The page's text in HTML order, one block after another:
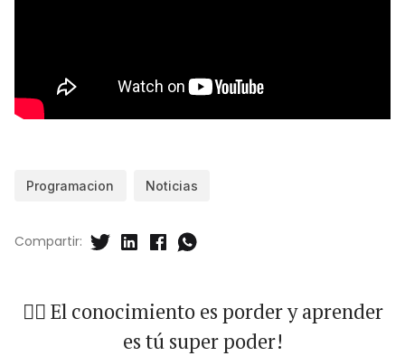
Programacion Noticias
Compartir:
🐱‍🏍 El conocimiento es porder y aprender
es tú super poder!